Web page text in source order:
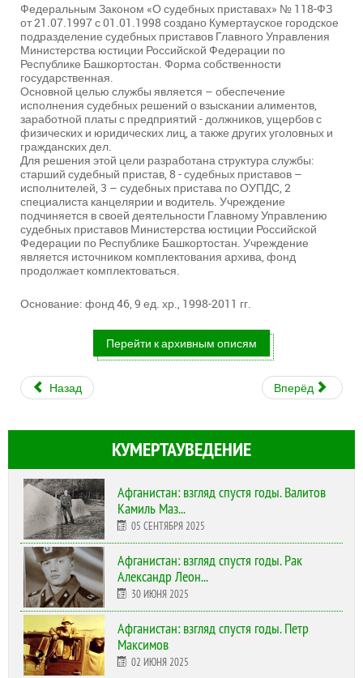
Федеральным Законом «О судебных приставах» № 118-ФЗ
от 21.07.1997 с 01.01.1998 создано Кумертауское городское
подразделение судебных приставов Главного Управления
Министерства юстиции Российской Федерации по
Республике Башкортостан. Форма собственности
государственная.
Основной целью службы является – обеспечение
исполнения судебных решений о взыскании алиментов,
заработной платы с предприятий - должников, ущербов с
физических и юридических лиц, а также других уголовных и
гражданских дел.
Для решения этой цели разработана структура службы:
старший судебный пристав, 8 - судебных приставов –
исполнителей, 3 – судебных пристава по ОУПДС, 2
специалиста канцелярии и водитель. Учреждение
подчиняется в своей деятельности Главному Управлению
судебных приставов Министерства юстиции Российской
Федерации по Республике Башкортостан. Учреждение
является источником комплектования архива, фонд
продолжает комплектоваться.
Основание: фонд 46, 9 ед. хр., 1998-2011 гг.
Перейти к архивным описям
Назад Вперёд
КУМЕРТАУВЕДЕНИЕ
Афганистан: взгляд спустя годы. Валитов
Камиль Маз...
05 СЕНТЯБРЯ 2025
Афганистан: взгляд спустя годы. Рак
Александр Леон...
30 ИЮНЯ 2025
Афганистан: взгляд спустя годы. Петр
Максимов
02 ИЮНЯ 2025